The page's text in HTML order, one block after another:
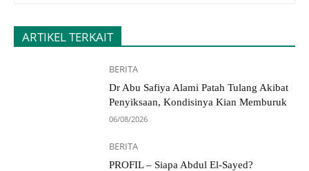
ARTIKEL TERKAIT
BERITA
Dr Abu Safiya Alami Patah Tulang Akibat
Penyiksaan, Kondisinya Kian Memburuk
06/08/2026
BERITA
PROFIL – Siapa Abdul El-Sayed?